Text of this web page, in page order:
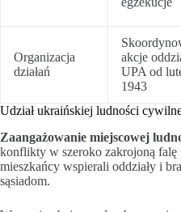
Organizacja
działań
akcje
UPA od
1943
Udział ukraińskiej ludności
Zaangażowanie miejscowej
konflikty w szeroko zakrojoną
mieszkańcy wspierali oddziały i
sąsiadom.